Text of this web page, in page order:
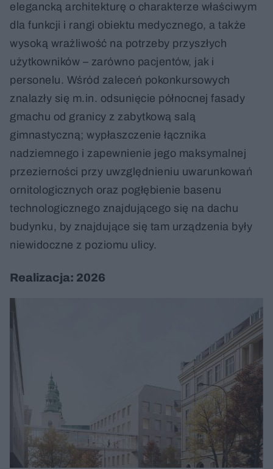
elegancką architekturę o charakterze właściwym
dla funkcji i rangi obiektu medycznego, a także
wysoką wrażliwość na potrzeby przyszłych
użytkowników – zarówno pacjentów, jak i
personelu. Wśród zaleceń pokonkursowych
znalazły się m.in. odsunięcie północnej fasady
gmachu od granicy z zabytkową salą
gimnastyczną; wypłaszczenie łącznika
nadziemnego i zapewnienie jego maksymalnej
przezierności przy uwzględnieniu uwarunkowań
ornitologicznych oraz pogłębienie basenu
technologicznego znajdującego się na dachu
budynku, by znajdujące się tam urządzenia były
niewidoczne z poziomu ulicy.
Realizacja: 2026